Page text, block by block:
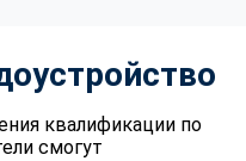
квалификации по
смогут